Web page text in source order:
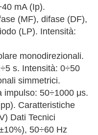
mA (Ip).
(MF), difase (DF),
(LP). Intensità:
monodirezionali.
s. Intensità: 0÷50
simmetrici.
impulso: 50÷1000 μs.
Caratteristiche
Dati Tecnici
50÷60 Hz